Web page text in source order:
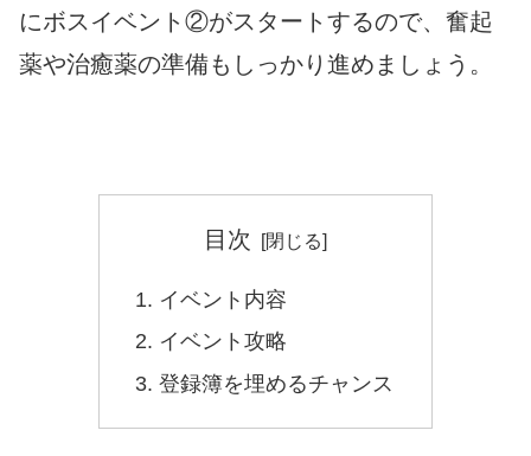
にボスイベント②がスタートするので、奮起
薬や治癒薬の準備もしっかり進めましょう。
目次
イベント内容
イベント攻略
登録簿を埋めるチャンス